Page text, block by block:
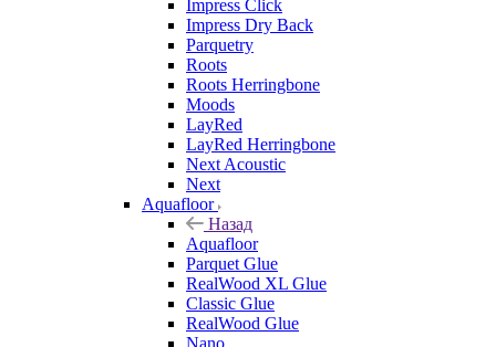
Impress Click
Impress Dry Back
Parquetry
Roots
Roots Herringbone
Moods
LayRed
LayRed Herringbone
Next Acoustic
Next
Aquafloor
Назад
Aquafloor
Parquet Glue
RealWood XL Glue
Classic Glue
RealWood Glue
Nano